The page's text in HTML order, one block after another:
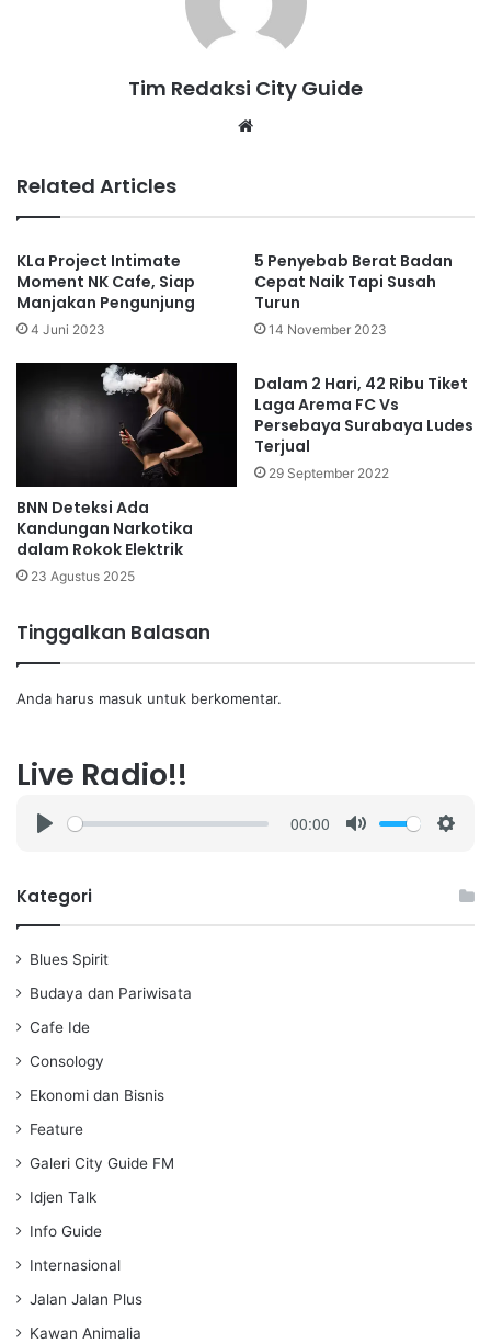
Tim Redaksi City Guide
Related Articles
KLa Project Intimate
Moment NK Cafe, Siap
Manjakan Pengunjung
4 Juni 2023
5 Penyebab Berat Badan
Cepat Naik Tapi Susah
Turun
14 November 2023
BNN Deteksi Ada
Kandungan Narkotika
dalam Rokok Elektrik
23 Agustus 2025
Dalam 2 Hari, 42 Ribu Tiket
Laga Arema FC Vs
Persebaya Surabaya Ludes
Terjual
29 September 2022
Tinggalkan Balasan
Anda harus masuk untuk berkomentar.
Live Radio!!
a
00:00
Kategori
Blues Spirit
Budaya dan Pariwisata
Cafe Ide
Consology
Ekonomi dan Bisnis
Feature
Galeri City Guide FM
Idjen Talk
Info Guide
Internasional
Jalan Jalan Plus
Kawan Animalia